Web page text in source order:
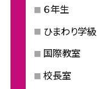
６年生
ひまわり学級
国際教室
校長室